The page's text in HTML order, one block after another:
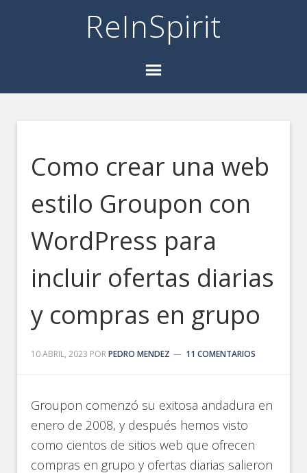
ReInSpirit
Como crear una web
estilo Groupon con
WordPress para
incluir ofertas diarias
y compras en grupo
10 ABRIL, 2023 PORPEDRO MENDEZ 11 COMENTARIOS
Groupon comenzó su exitosa andadura en
enero de 2008, y después hemos visto
como cientos de sitios web que ofrecen
compras en grupo y ofertas diarias salieron